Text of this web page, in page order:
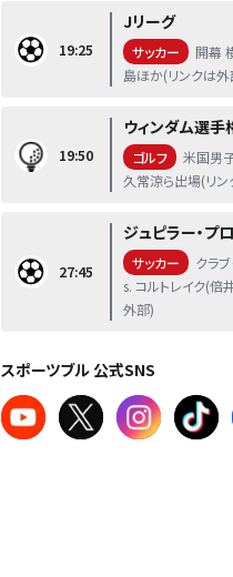
19:25
Jリーグ
サッカー
開幕
島ほか(リンクは外
19:50
ウィンダム選手
ゴルフ
米国男
久常涼ら出場(リ
27:45
ジュピラー・プ
サッカー
クラ
s. コルトレイク(倍
外部)
スポーツブル 公式SNS